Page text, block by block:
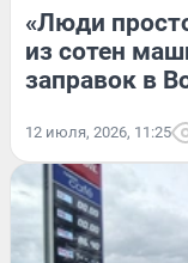
«Люди
из сотен
заправок в
12 июля, 2026, 11:25